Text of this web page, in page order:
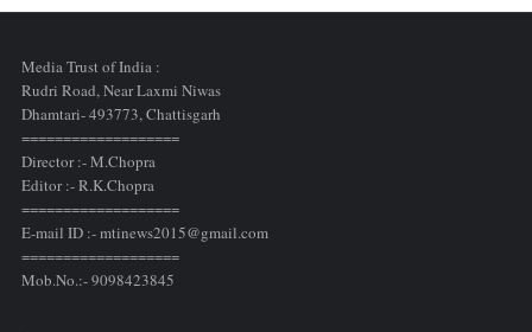
Media Trust of India :
Rudri Road, Near Laxmi Niwas
Dhamtari- 493773,Chattisgarh
===================
Director :- M.Chopra
Editor :- R.K.Chopra
===================
E-mail ID :- mtinews2015@gmail.com
===================
Mob.No.:- 9098423845